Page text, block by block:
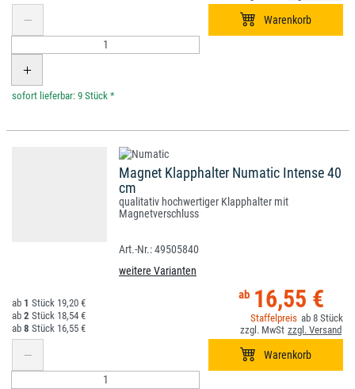
*
Magnet Klapphalter Numatic Intense 40
cm
qualitativ hochwertiger Klapphalter mit
Magnetverschluss
49505840
weitere Varianten
16,55 €
8
1
19,20 €
2
18,54 €
8
16,55 €